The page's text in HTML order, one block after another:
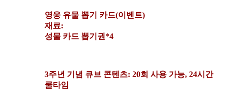
영웅 유물 뽑기 카드(이벤트)
재료:
성물 카드 뽑기권*4
3주년 기념 큐브 콘텐츠: 20회 사용 가능, 24시간
쿨타임